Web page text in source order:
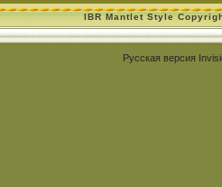
IBR Mantlet Style
Русская версия